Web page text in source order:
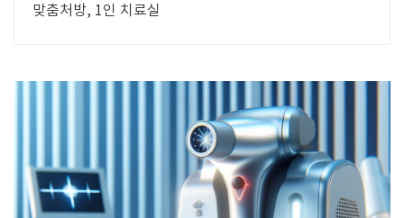
맞춤처방, 1인 치료실